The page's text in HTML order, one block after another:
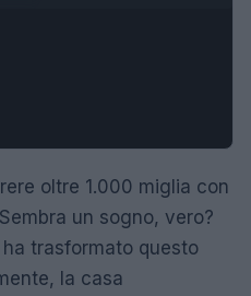
oltre 1.000 miglia con
un sogno, vero?
ha trasformato questo
la casa